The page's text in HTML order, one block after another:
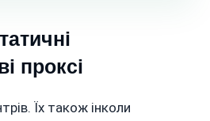
проксі
Їх також інколи